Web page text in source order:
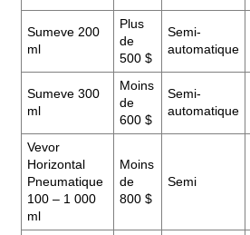
Sumeve 200
ml
Plus
de
500 $
Semi-
automatique
Sumeve 300
ml
Moins
de
600 $
Semi-
automatique
Vevor
Horizontal
Pneumatique
100 – 1 000
ml
Moins
de
800 $
Semi